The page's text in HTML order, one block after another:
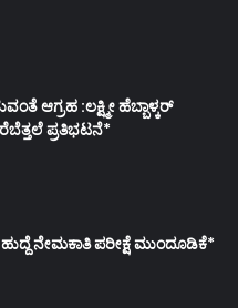
ಆಗ್ರಹ :ಲಕ್ಷ್ಮೀ ಹೆಬ್ಬಾಳ್ಕರ್
ಪ್ರತಿಭಟನೆ*
ನೇಮಕಾತಿ ಪರೀಕ್ಷೆ ಮುಂದೂಡಿಕೆ*